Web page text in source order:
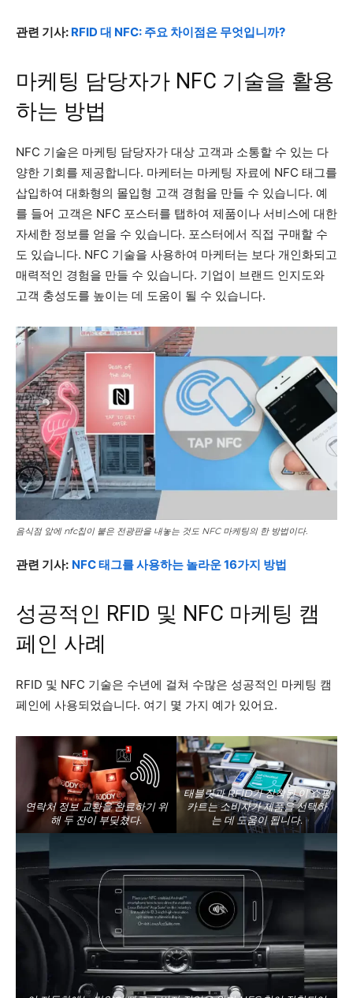
관련 기사: RFID 대 NFC: 주요 차이점은 무엇입니까?
마케팅 담당자가 NFC 기술을 활용
하는 방법
NFC 기술은 마케팅 담당자가 대상 고객과 소통할 수 있는 다
양한 기회를 제공합니다. 마케터는 마케팅 자료에 NFC 태그를
삽입하여 대화형의 몰입형 고객 경험을 만들 수 있습니다. 예
를 들어 고객은 NFC 포스터를 탭하여 제품이나 서비스에 대한
자세한 정보를 얻을 수 있습니다. 포스터에서 직접 구매할 수
도 있습니다. NFC 기술을 사용하여 마케터는 보다 개인화되고
매력적인 경험을 만들 수 있습니다. 기업이 브랜드 인지도와
고객 충성도를 높이는 데 도움이 될 수 있습니다.
음식점 앞에 nfc칩이 붙은 전광판을 내놓는 것도 NFC 마케팅의 한 방법이다.
관련 기사: NFC 태그를 사용하는 놀라운 16가지 방법
성공적인 RFID 및 NFC 마케팅 캠
페인 사례
RFID 및 NFC 기술은 수년에 걸쳐 수많은 성공적인 마케팅 캠
페인에 사용되었습니다. 여기 몇 가지 예가 있어요.
연락처 정보 교환을 완료하기 위
해 두 잔이 부딪쳤다.
태블릿과 RFID가 장착된 이 쇼핑
카트는 소비자가 제품을 선택하
는 데 도움이 됩니다.